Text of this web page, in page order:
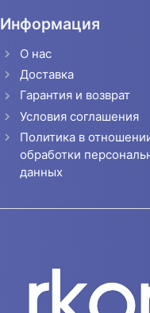
Информация
О нас
Доставка
Гарантия и возврат
Условия соглашения
Политика в
обработки
данных